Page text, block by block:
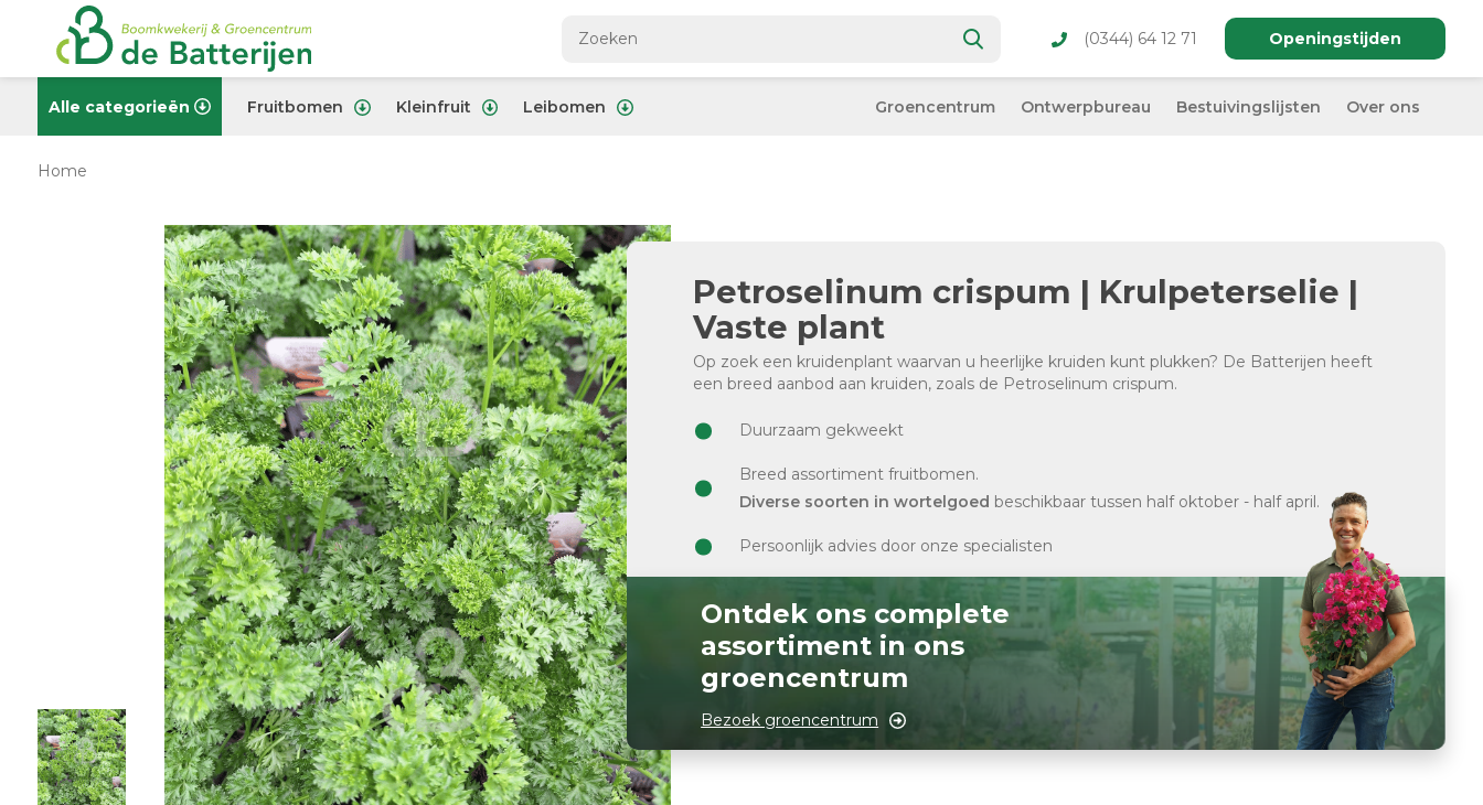
(0344) 64 12 71 Openingstijden
Alle categorieën Fruitbomen Kleinfruit Leibomen Groencentrum Ontwerpbureau Bestuivingslijsten Over ons
Home
Petroselinum crispum | Krulpeterselie |
Vaste plant
Op zoek een kruidenplant waarvan u heerlijke kruiden kunt plukken? De Batterijen heeft
een breed aanbod aan kruiden, zoals de Petroselinum crispum.
Duurzaam gekweekt
Breed assortiment fruitbomen.
Diverse soorten in wortelgoed beschikbaar tussen half oktober - half april.
Persoonlijk advies door onze specialisten
Ontdek ons complete
assortiment in ons
groencentrum
Bezoek groencentrum